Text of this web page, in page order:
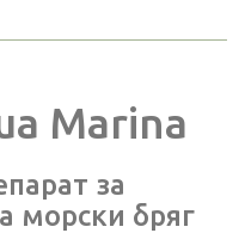
Marina
за
морски бряг